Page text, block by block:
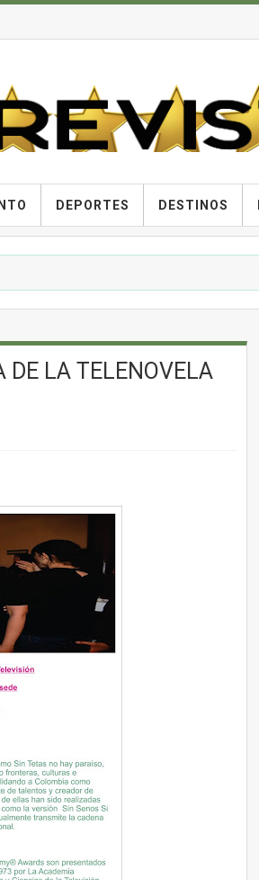
DEPORTES DESTINOS
DE LA TELENOVELA